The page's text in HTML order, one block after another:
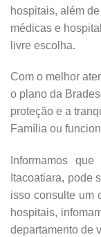
hospitais, além
médicas e
livre escolha.
Com o melhor
o plano da
proteção e a
Família ou
Informamos
Itacoatiara, pode
isso consulte um
hospitais,
departamento de